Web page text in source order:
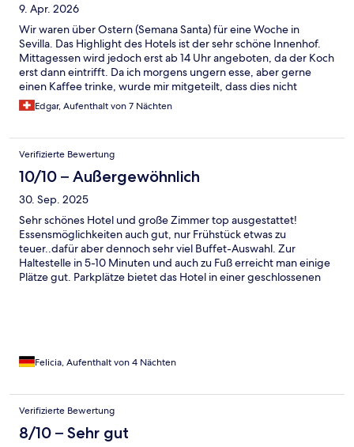
9. Apr. 2026
Wir waren über Ostern (Semana Santa) für eine Woche in
Sevilla. Das Highlight des Hotels ist der sehr schöne Innenhof.
Mittagessen wird jedoch erst ab 14 Uhr angeboten, da der Koch
erst dann eintrifft. Da ich morgens ungern esse, aber gerne
einen Kaffee trinke, wurde mir mitgeteilt, dass dies nicht
möglich sei, ich musste also 16 Euro bezahlen, nur um einen
Kaffee zu bekommen. Das Personal war insgesamt nicht
Im Gegensatz dazu war das Reinigungspersonal sehr freundlich
und hilfsbereit. Die Lage des Hotels ist gut, und es gibt viele
Essensmöglichkeiten in der Nähe. Bis ins Zentrum sind es
jedoch rund 20 Minuten zu Fuss
Edgar, Aufenthalt von 7 Nächten
Verifizierte Bewertung
10/10 – Außergewöhnlich
30. Sep. 2025
Sehr schönes Hotel und große Zimmer top ausgestattet!
Essensmöglichkeiten auch gut, nur Frühstück etwas zu
teuer..dafür aber dennoch sehr viel Buffet-Auswahl. Zur
Haltestelle in 5-10 Minuten und auch zu Fuß erreicht man einige
Plätze gut. Parkplätze bietet das Hotel in einer geschlossenen
Felicia, Aufenthalt von 4 Nächten
Verifizierte Bewertung
8/10 – Sehr gut